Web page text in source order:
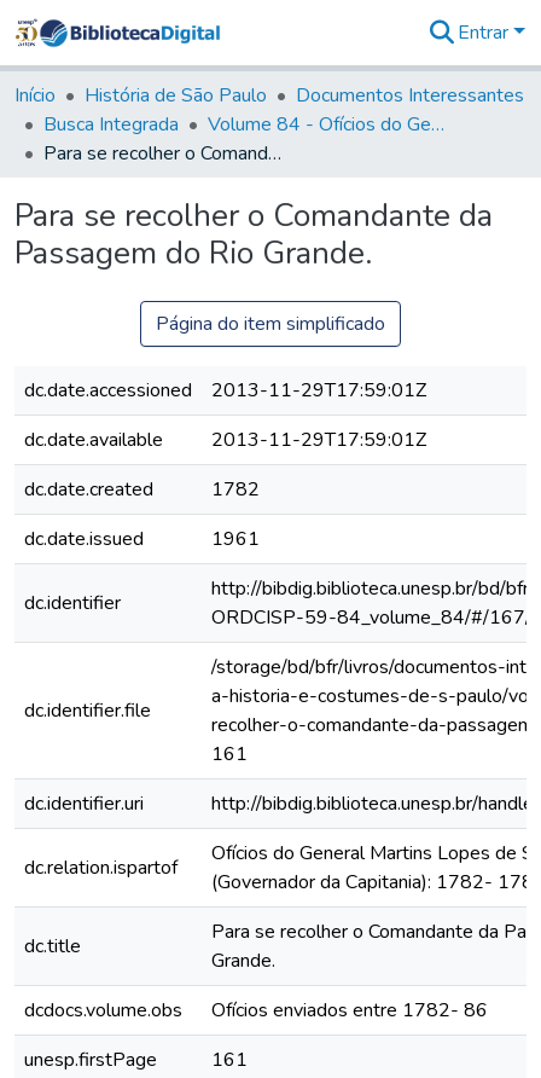
&
Coleções
Tudo na
Biblioteca
Estatísticas
Entrar
Início História de São Paulo
Documentos Interessantes
Busca Integrada
Volume 84 - Ofícios do General Martins Lopes de Saldanha (Governador da Capitania): 1782- 1786
Para se recolher o Comandante da Passagem do Rio Grande.
Para se recolher o Comandante da
Passagem do Rio Grande.
Página do item simplificado
dc.date.accessioned
2013-11-29T17:59:01Z
dc.date.available
2013-11-29T17:59:01Z
dc.date.created
1782
dc.date.issued
1961
dc.identifier
http://bibdig.biblioteca.unesp.br/bd/
ORDCISP-59-84_volume_84/#/167/
dc.identifier.file
/storage/bd/bfr/livros/documentos-
a-historia-e-costumes-de-s-paulo/
recolher-o-comandante-da-
161
dc.identifier.uri
http://bibdig.biblioteca.unesp.br/
dc.relation.ispartof
Ofícios do General Martins Lopes de
(Governador da Capitania): 1782-
dc.title
Para se recolher o Comandante da
Grande.
dcdocs.volume.obs
Ofícios enviados entre 1782- 86
unesp.firstPage
161